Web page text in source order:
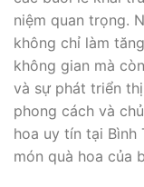
niệm quan trọng.
không chỉ làm
không gian mà
và sự phát triển
phong cách và
hoa uy tín tại Bình
món quà hoa của